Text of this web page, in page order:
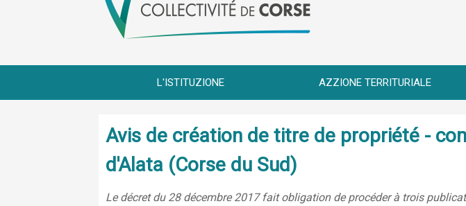
L'ISTITUZIONE AZZIONE TERRITURIALE
Avis de création de titre de propriété -
d'Alata (Corse du Sud)
Le décret du 28 décembre 2017 fait obligation de procéder à trois